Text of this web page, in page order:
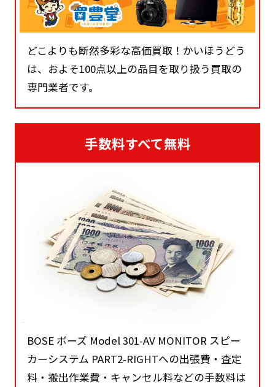
どこよりも断然多彩な高価買取！かいほうどう
は、およそ100点以上の品目を取り扱う買取の
専門業者です。
手数料すべて無料
BOSE ボーズ Model 301-AV MONITOR スピー
カーシステム PART2-RIGHTへの出張費・査定
料・搬出作業費・キャンセル料などの手数料は